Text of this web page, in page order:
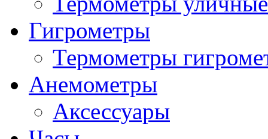
Гигрометры
Термометры
Анемометры
Аксессуары